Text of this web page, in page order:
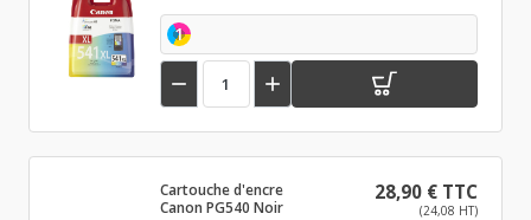
1
 
Cartouche d'encre
Canon PG540 Noir
28,90 € TTC
(24,08 HT)